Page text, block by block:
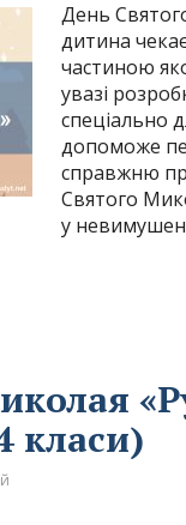
День
дитина
частиною
увазі
спеціально
допоможе
справжню
Святого
у
класи)